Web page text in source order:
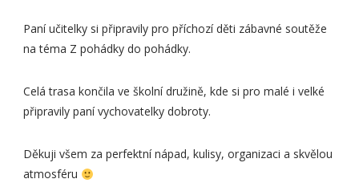
Paní učitelky si připravily pro příchozí děti zábavné soutěže
na téma Z pohádky do pohádky.
Celá trasa končila ve školní družině, kde si pro malé i velké
připravily paní vychovatelky dobroty.
Děkuji všem za perfektní nápad, kulisy, organizaci a skvělou
atmosféru